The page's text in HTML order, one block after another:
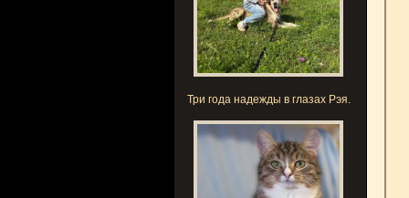
Три года надежды в глазах Рэя.